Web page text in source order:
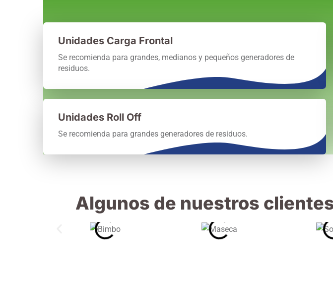
Unidades Carga Frontal
Se recomienda para grandes, medianos y pequeños generadores de
residuos.
Unidades Roll Off
Se recomienda para grandes generadores de residuos.
Algunos de nuestros